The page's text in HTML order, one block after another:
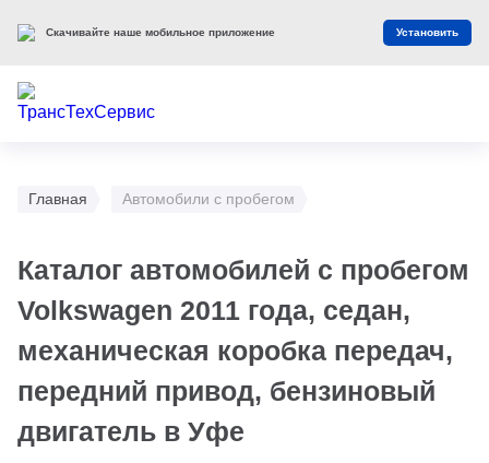
Главная Автомобили с пробегом
Каталог автомобилей с пробегом
Volkswagen 2011 года, седан,
механическая коробка передач,
передний привод, бензиновый
двигатель в Уфе
Скачивайте наше мобильное приложение Установить